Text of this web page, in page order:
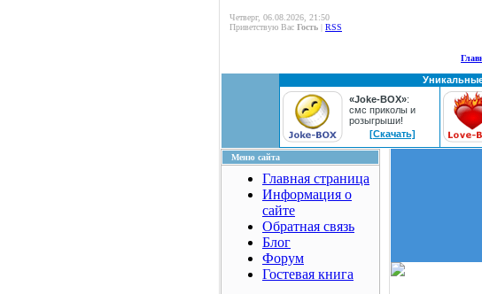
Четверг, 06.08.2026, 21:50
Приветствую Вас Гость | RSS
«Joke-BOX»:
смс приколы и
розыгрыши!
[Скачать]
Меню сайта
Главная страница
Информация о
сайте
Обратная связь
Блог
Форум
Гостевая книга